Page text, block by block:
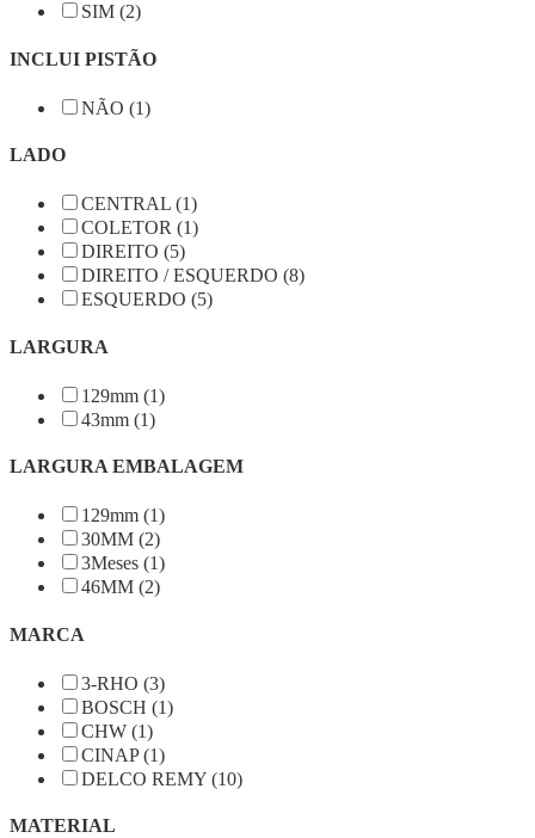
SIM (2)
INCLUI PISTÃO
NÃO (1)
LADO
CENTRAL (1)
COLETOR (1)
DIREITO (5)
DIREITO / ESQUERDO (8)
ESQUERDO (5)
LARGURA
129mm (1)
43mm (1)
LARGURA EMBALAGEM
129mm (1)
30MM (2)
3Meses (1)
46MM (2)
MARCA
3-RHO (3)
BOSCH (1)
CHW (1)
CINAP (1)
DELCO REMY (10)
MATERIAL